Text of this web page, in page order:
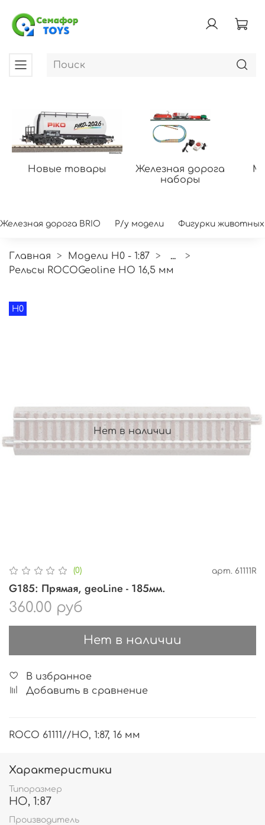
Новые товары
Железная дорога
наборы
Железная дорога BRIO Р/у модели Фигурки животных
Главная Модели H0 - 1:87
...
Рельсы ROCOGeoline HO 16,5 мм
Нет в наличии
H0
(0) арт. 61111R
G185: Прямая, geoLine - 185мм.
360.00 руб
Нет в наличии
В избранное
Добавить в сравнение
ROCO 61111//HO, 1:87, 16 мм
Характеристики
Типоразмер
HO, 1:87
Производитель